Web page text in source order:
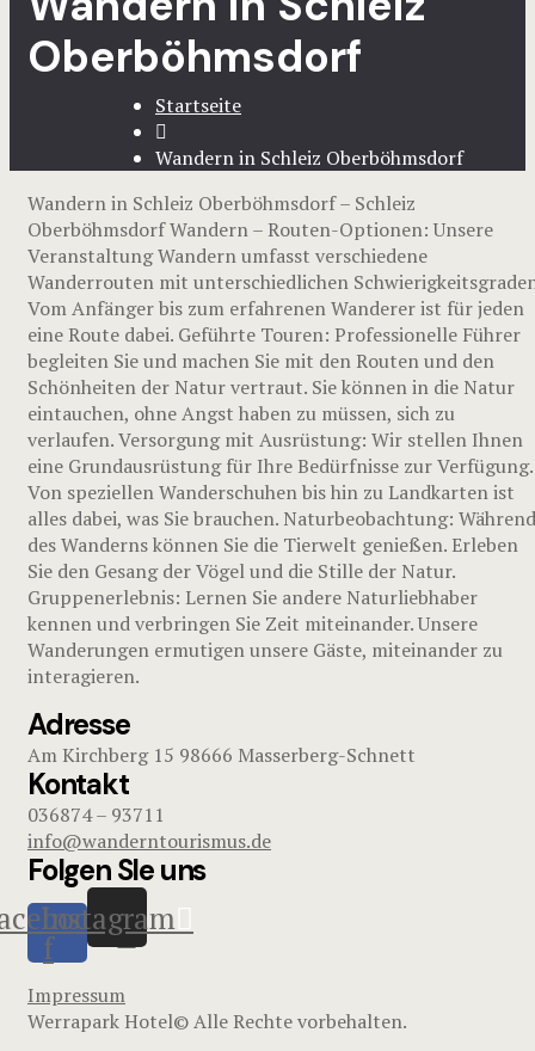
Oberböhmsdorf
Startseite
Wandern in Schleiz Oberböhmsdorf
Wandern in Schleiz Oberböhmsdorf – Schleiz
Oberböhmsdorf Wandern – Routen-Optionen: Unsere
Veranstaltung Wandern umfasst verschiedene
Wanderrouten mit unterschiedlichen
Vom Anfänger bis zum erfahrenen Wanderer ist für jeden
eine Route dabei. Geführte Touren: Professionelle Führer
begleiten Sie und machen Sie mit den Routen und den
Schönheiten der Natur vertraut. Sie können in die Natur
eintauchen, ohne Angst haben zu müssen, sich zu
verlaufen. Versorgung mit Ausrüstung: Wir stellen Ihnen
eine Grundausrüstung für Ihre Bedürfnisse zur Verfügung.
Von speziellen Wanderschuhen bis hin zu Landkarten ist
alles dabei, was Sie brauchen. Naturbeobachtung: Während
des Wanderns können Sie die Tierwelt genießen. Erleben
Sie den Gesang der Vögel und die Stille der Natur.
Gruppenerlebnis: Lernen Sie andere Naturliebhaber
kennen und verbringen Sie Zeit miteinander. Unsere
Wanderungen ermutigen unsere Gäste, miteinander zu
interagieren.
Adresse
Am Kirchberg 15 98666 Masserberg-Schnett
Kontakt
036874 – 93711
info@wanderntourismus.de
Folgen SIe uns
f
Instagram
Impressum
Werrapark Hotel© Alle Rechte vorbehalten.